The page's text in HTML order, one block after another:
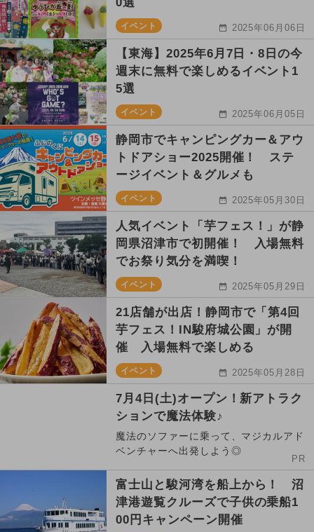
イベント 2025年06月06日
【東海】2025年6月7日・8日の今
週末に無料で楽しめるイベント1
5選
イベント 2025年06月05日
静岡市でキャンピングカー＆アウ
トドアショー2025開催！ ステ
ージイベント＆グルメも
イベント 2025年05月30日
人気イベント「芋フェス！」が静
岡県沼津市で初開催！ 入場無料
でお祭り気分を満喫！
イベント 2025年05月29日
21店舗が出店！静岡市で「第4回
芋フェス！IN駿府城公園」が開
催 入場無料で楽しめる
イベント 2025年05月28日
7月4日(土)オープン！新アトラク
ションで魔法体験♪
魔法のソファーに乗って、マジカルアド
ベンチャーへ出発しよう◎
PR
富士山と駿河湾を船上から！ 沼
津港遊覧クルーズで子供の乗船1
00円キャンペーン開催